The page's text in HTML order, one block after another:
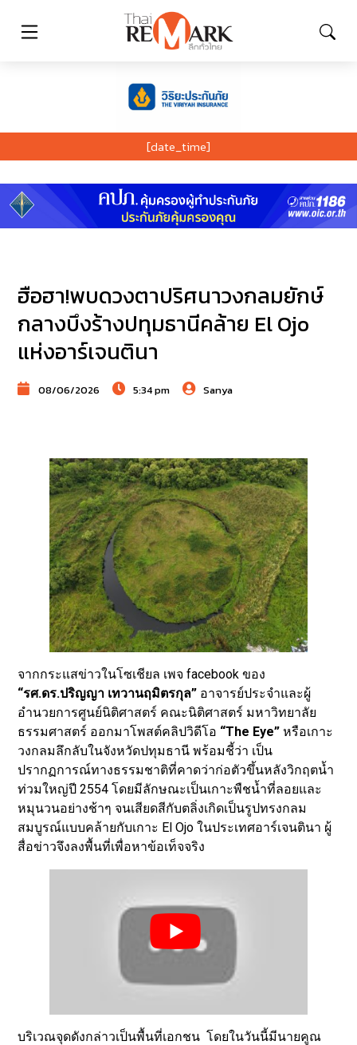
[date_time]
ฮือฮา!พบดวงตาปริศนาวงกลมยักษ์
กลางบึงร้างปทุมธานีคล้าย El Ojo
แห่งอาร์เจนตินา
08/06/2026 5:34 pm Sanya
จากกระแสข่าวในโซเชียล เพจ facebook ของ
“รศ.ดร.ปริญญา เทวานฤมิตรกุล” อาจารย์ประจำและผู้
อำนวยการศูนย์นิติศาสตร์ คณะนิติศาสตร์ มหาวิทยาลัย
ธรรมศาสตร์ ออกมาโพสต์คลิปวิดีโอ “The Eye” หรือเกาะ
วงกลมลึกลับในจังหวัดปทุมธานี พร้อมชี้ว่า เป็น
ปรากฏการณ์ทางธรรมชาติที่คาดว่าก่อตัวขึ้นหลังวิกฤตน้ำ
ท่วมใหญ่ปี 2554 โดยมีลักษณะเป็นเกาะพืชน้ำที่ลอยและ
หมุนวนอย่างช้าๆ จนเสียดสีกับตลิ่งเกิดเป็นรูปทรงกลม
สมบูรณ์แบบคล้ายกับเกาะ El Ojo ในประเทศอาร์เจนตินา ผู้
สื่อข่าวจึงลงพื้นที่เพื่อหาข้อเท็จจริง
บริเวณจุดดังกล่าวเป็นพื้นที่เอกชน โดยในวันนี้มีนายคูณ